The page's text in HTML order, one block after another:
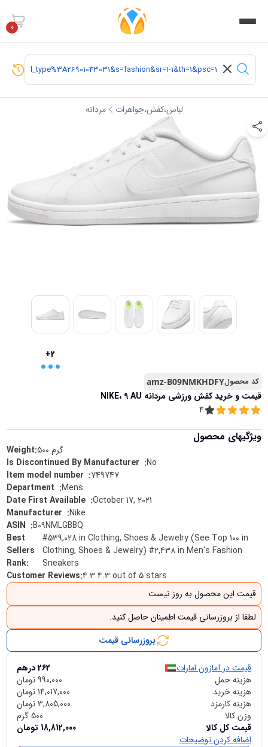
0
لباس،کفش،جواهرات مردانه
+2
...
کد محصولamz-B09NMKHDFY
قیمت و خریدکفش ورزشی مردانه NIKE، 9 AU
4
ویژگیهای محصول
Weight:500 گرم
:No
:749747
:Mens
:October 17, 2021
:Nike
:B09NMLGBBQ
Best
Sellers
Rank:
#539,028 in Clothing, Shoes & Jewelry (See Top 100 in
Clothing, Shoes & Jewelry) #2,438 in Men's Fashion
Sneakers
Customer Reviews:4.3 4.3 out of 5 stars
قیمت این محصول به روز نیست
لطفا از بروزرسانی قیمت اطمینان حاصل کنید.
بروزرسانی قیمت
قیمت در آمازون امارات 262درهم
هزینه حمل
990,000تومان
هزینه خرید
14,017,000تومان
هزینه کارمزد
3,805,000تومان
وزن کالا
500گرم
قیمت کل کالا
18,812,000 تومان
اضافه کردن توضیحات